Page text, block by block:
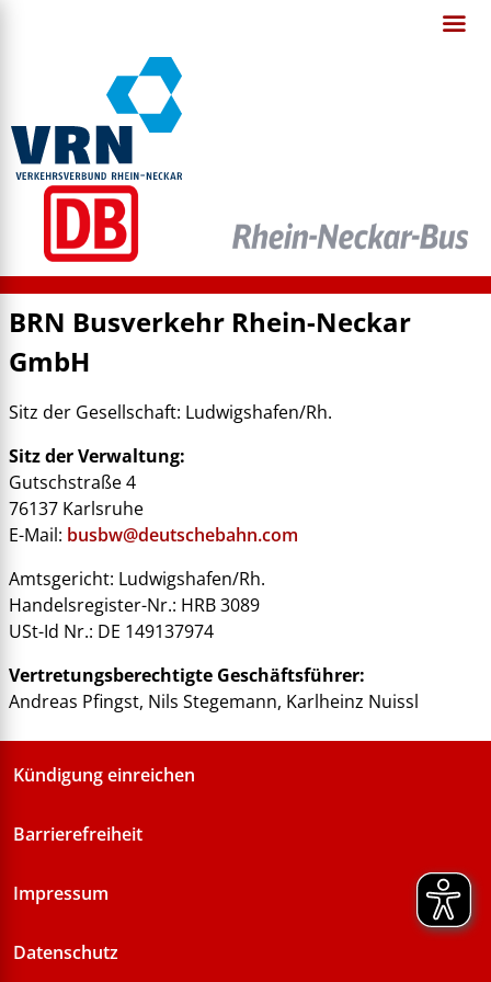
BRN Busverkehr Rhein-Neckar
GmbH
Sitz der Gesellschaft: Ludwigshafen/Rh.
Sitz der Verwaltung:
Gutschstraße 4
76137 Karlsruhe
E-Mail: busbw@deutschebahn.com
Amtsgericht: Ludwigshafen/Rh.
Handelsregister-Nr.: HRB 3089
USt-Id Nr.: DE 149137974
Vertretungsberechtigte Geschäftsführer:
Andreas Pfingst, Nils Stegemann, Karlheinz Nuissl
Kündigung einreichen
Barrierefreiheit
Impressum
Datenschutz